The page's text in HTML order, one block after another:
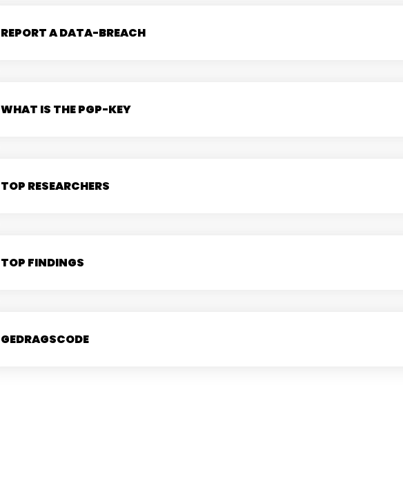
REPORT A DATA-BREACH
WHAT IS THE PGP-KEY
TOP RESEARCHERS
TOP FINDINGS
GEDRAGSCODE